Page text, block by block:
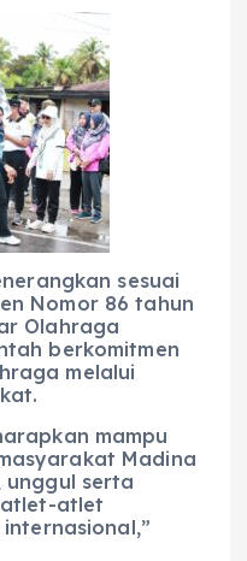
sesuai
Nomor 86 tahun
Olahraga
berkomitmen
melalui
mampu
Madina
serta
atlet-atlet